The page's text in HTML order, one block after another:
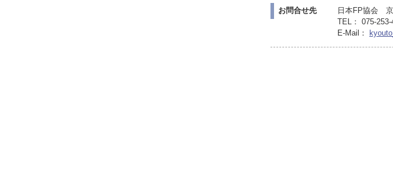
お問合せ先
日本FP協会
TEL： 075-253-
E-Mail：